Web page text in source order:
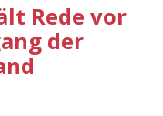
Dropdown-
Menü
Rede vor
der